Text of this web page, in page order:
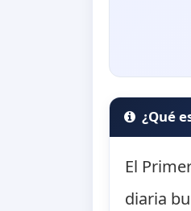
¿Qué
El
diaria